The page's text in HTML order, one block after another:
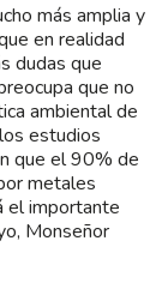
más amplia y
en realidad
dudas que
que no
ambiental de
estudios
que el 90% de
metales
el importante
Monseñor